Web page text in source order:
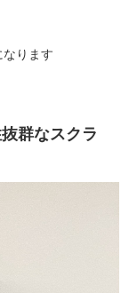
ります
群なスクラ